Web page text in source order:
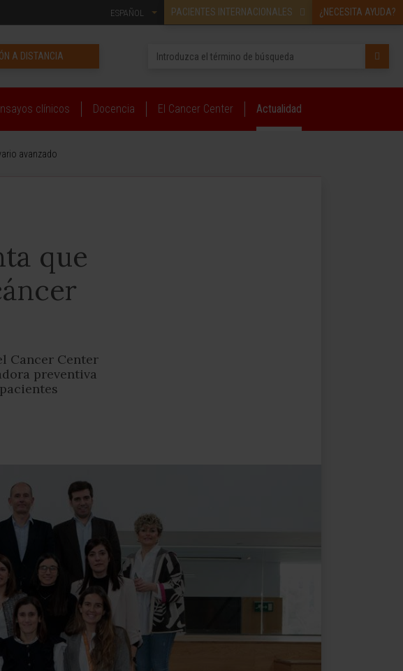
PACIENTES INTERNACIONALES ¿NECESITA AYUDA?
ESPAÑOL
A DISTANCIA
clínicos Docencia El Cancer Center Actualidad
avanzado
que
Cancer Center
preventiva